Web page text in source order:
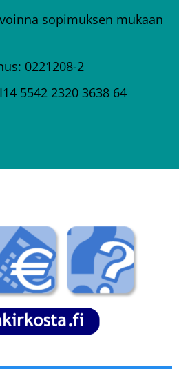
sopimuksen mukaan
0221208-2
5542 2320 3638 64